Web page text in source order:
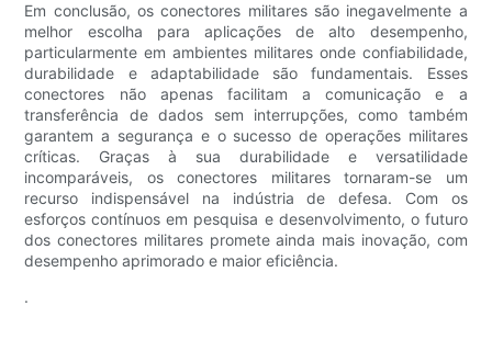
Em conclusão, os conectores militares são inegavelmente a
melhor escolha para aplicações de alto desempenho,
particularmente em ambientes militares onde confiabilidade,
durabilidade e adaptabilidade são fundamentais. Esses
conectores não apenas facilitam a comunicação e a
transferência de dados sem interrupções, como também
garantem a segurança e o sucesso de operações militares
críticas. Graças à sua durabilidade e versatilidade
incomparáveis, os conectores militares tornaram-se um
recurso indispensável na indústria de defesa. Com os
esforços contínuos em pesquisa e desenvolvimento, o futuro
dos conectores militares promete ainda mais inovação, com
desempenho aprimorado e maior eficiência.
.